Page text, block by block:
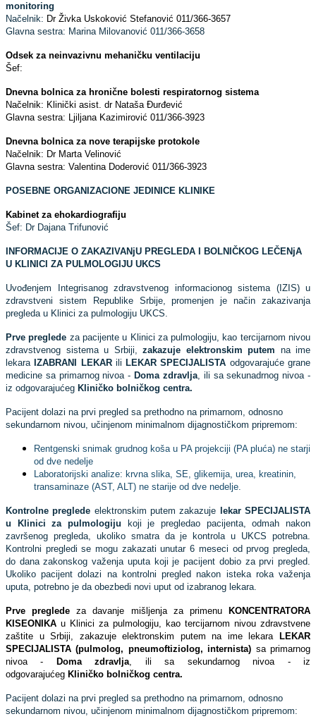
monitoring
Načelnik: Dr Živka Uskoković Stefanović 011/366-3657
Glavna sestra: Marina Milovanović 011/366-3658
Odsek za neinvazivnu mehaničku ventilaciju
Šef:
Dnevna bolnica za hronične bolesti respiratornog sistema
Načelnik: Klinički asist. dr Nataša Đurđević
Glavna sestra: Ljiljana Kazimirović 011/366-3923
Dnevna bolnica za nove terapijske protokole
Načelnik: Dr Marta Velinović
Glavna sestra: Valentina Doderović 011/366-3923
POSEBNE ORGANIZACIONE JEDINICE KLINIKE
Kabinet za ehokardiografiju
Šef: Dr Dajana Trifunović
INFORMACIJE O ZAKAZIVANjU PREGLEDA I BOLNIČKOG LEČENjA
U KLINICI ZA PULMOLOGIJU UKCS
Uvođenjem Integrisanog zdravstvenog informacionog sistema (IZIS) u
zdravstveni sistem Republike Srbije, promenjen je način zakazivanja
pregleda u Klinici za pulmologiju UKCS.
Prve preglede za pacijente u Klinici za pulmologiju, kao tercijarnom nivou
zdravstvenog sistema u Srbiji, zakazuje elektronskim putem na ime
lekara IZABRANI LEKARili LEKAR SPECIJALISTA odgovarajuće grane
medicine sa primarnog nivoa - Doma zdravlja, ili sa sekunadrnog nivoa -
iz odgovarajućeg Kliničko bolničkog centra.
Pacijent dolazi na prvi pregled sa prethodno na primarnom, odnosno
sekundarnom nivou, učinjenom minimalnom dijagnostičkom pripremom:
Rentgenski snimak grudnog koša u PA projekciji (PA pluća) ne starji
od dve nedelje
Laboratorijski analize: krvna slika, SE, glikemija, urea, kreatinin,
transaminaze (AST, ALT) ne starije od dve nedelje.
Kontrolne preglede elektronskim putem zakazuje lekar SPECIJALISTA
u Klinici za pulmologiju koji je pregledao pacijenta, odmah nakon
završenog pregleda, ukoliko smatra da je kontrola u UKCS potrebna.
Kontrolni pregledi se mogu zakazati unutar 6 meseci od prvog pregleda,
do dana zakonskog važenja uputa koji je pacijent dobio za prvi pregled.
Ukoliko pacijent dolazi na kontrolni pregled nakon isteka roka važenja
uputa, potrebno je da obezbedi novi uput od izabranog lekara.
Prve preglede za davanje mišljenja za primenu
KONCENTRATORA
KISEONIKA u Klinici za pulmologiju, kao tercijarnom nivou zdravstvene
zaštite u Srbiji, zakazuje elektronskim putem na ime lekara
LEKAR
SPECIJALISTA (pulmolog, pneumoftiziolog, internista) sa primarnog
nivoa -
Doma zdravlja, ili sa sekundarnog nivoa - iz
odgovarajućeg Kliničko bolničkog centra.
Pacijent dolazi na prvi pregled sa prethodno na primarnom, odnosno
sekundarnom nivou, učinjenom minimalnom dijagnostičkom pripremom: